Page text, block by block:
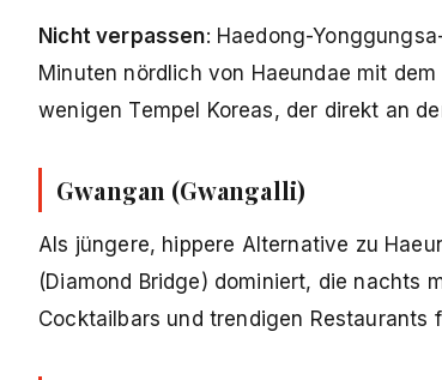
Nicht verpassen: Haedong-
Minuten nördlich von Haeundae mit
wenigen Tempel Koreas, der direkt an
Gwangan (Gwangalli)
Als jüngere, hippere Alternative zu
(Diamond Bridge) dominiert, die nachts
Cocktailbars und trendigen Restaurants